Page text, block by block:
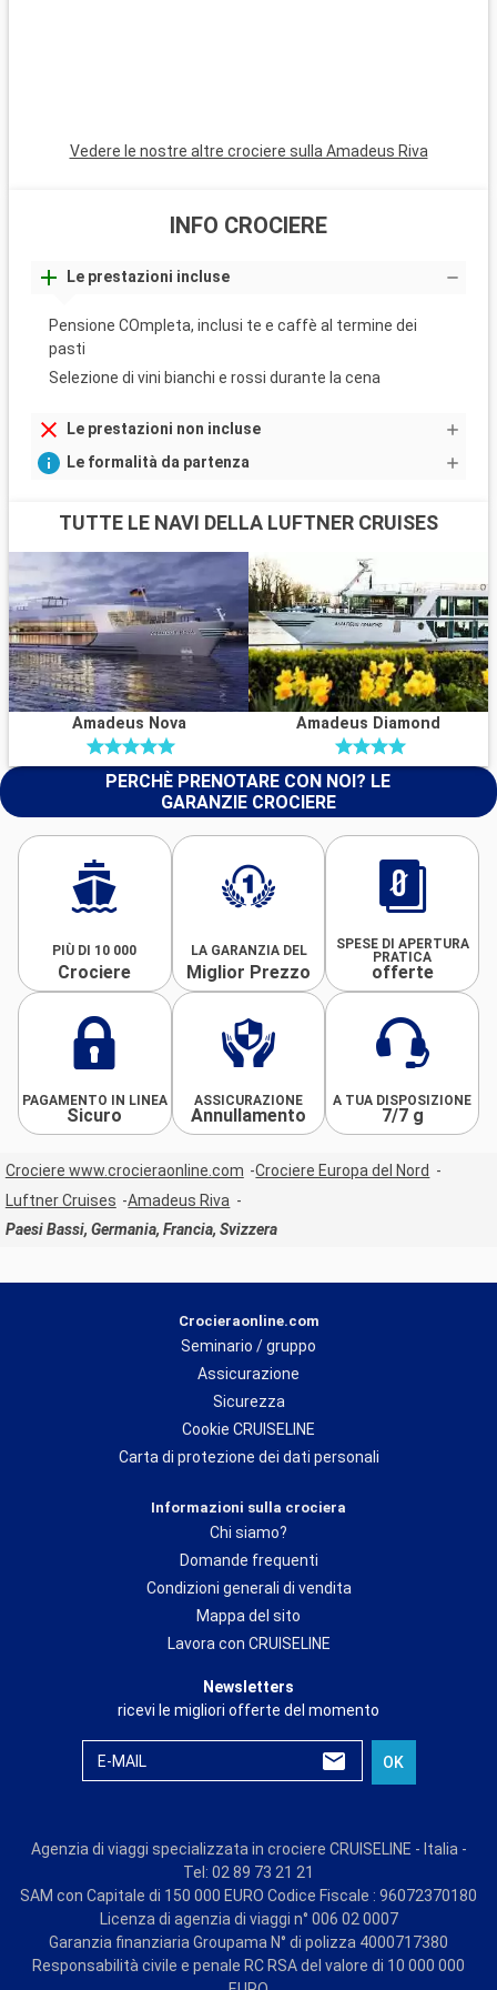
Vedere le nostre altre crociere sulla Amadeus Riva
INFO CROCIERE
Le prestazioni incluse
Pensione COmpleta, inclusi te e caffè al termine dei
pasti
Selezione di vini bianchi e rossi durante la cena
Le prestazioni non incluse
Le formalità da partenza
TUTTE LE NAVI DELLA LUFTNER CRUISES
Amadeus Nova Amadeus Diamond
PERCHÈ PRENOTARE CON NOI? LE
GARANZIE CROCIERE
PIÙ DI 10 000
Crociere
LA GARANZIA DEL
Miglior Prezzo
SPESE DI APERTURA
PRATICA
offerte
PAGAMENTO IN LINEA
Sicuro
ASSICURAZIONE
Annullamento
A TUA DISPOSIZIONE
7/7 g
Crociere www.crocieraonline.com
Crociere Europa del Nord
Luftner Cruises
Amadeus Riva
Paesi Bassi, Germania, Francia, Svizzera
Crocieraonline.com
Seminario / gruppo
Assicurazione
Sicurezza
Cookie CRUISELINE
Carta di protezione dei dati personali
Informazioni sulla crociera
Chi siamo?
Domande frequenti
Condizioni generali di vendita
Mappa del sito
Lavora con CRUISELINE
Newsletters
ricevi le migliori offerte del momento
E-MAIL OK
Agenzia di viaggi specializzata in crociere CRUISELINE - Italia -
Tel: 02 89 73 21 21
SAM con Capitale di 150 000 EURO Codice Fiscale : 96072370180
Licenza di agenzia di viaggi n° 006 02 0007
Garanzia finanziaria Groupama N° di polizza 4000717380
Responsabilità civile e penale RC RSA del valore di 10 000 000